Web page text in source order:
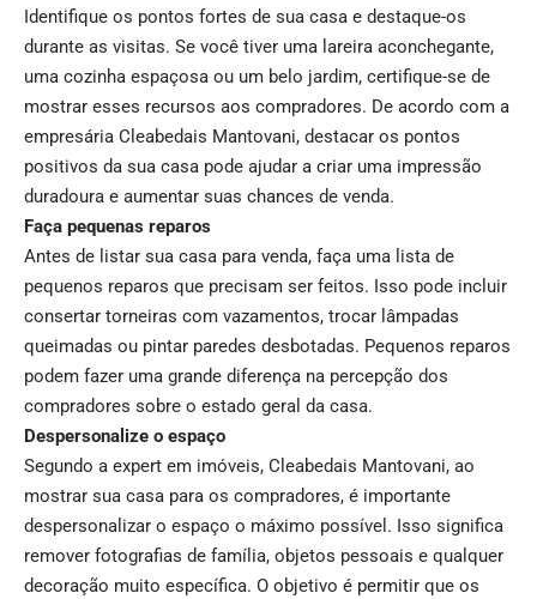
Identifique os pontos fortes de sua casa e destaque-os
durante as visitas. Se você tiver uma lareira aconchegante,
uma cozinha espaçosa ou um belo jardim, certifique-se de
mostrar esses recursos aos compradores. De acordo com a
empresária Cleabedais Mantovani, destacar os pontos
positivos da sua casa pode ajudar a criar uma impressão
duradoura e aumentar suas chances de venda.
Faça pequenas reparos
Antes de listar sua casa para venda, faça uma lista de
pequenos reparos que precisam ser feitos. Isso pode incluir
consertar torneiras com vazamentos, trocar lâmpadas
queimadas ou pintar paredes desbotadas. Pequenos reparos
podem fazer uma grande diferença na percepção dos
compradores sobre o estado geral da casa.
Despersonalize o espaço
Segundo a expert em imóveis, Cleabedais Mantovani, ao
mostrar sua casa para os compradores, é importante
despersonalizar o espaço o máximo possível. Isso significa
remover fotografias de família, objetos pessoais e qualquer
decoração muito específica. O objetivo é permitir que os